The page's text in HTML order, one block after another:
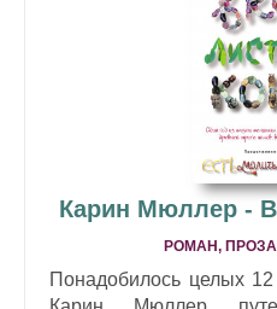
Карин Мюллер -
РОМАН, ПРОЗА
Понадобилось целых